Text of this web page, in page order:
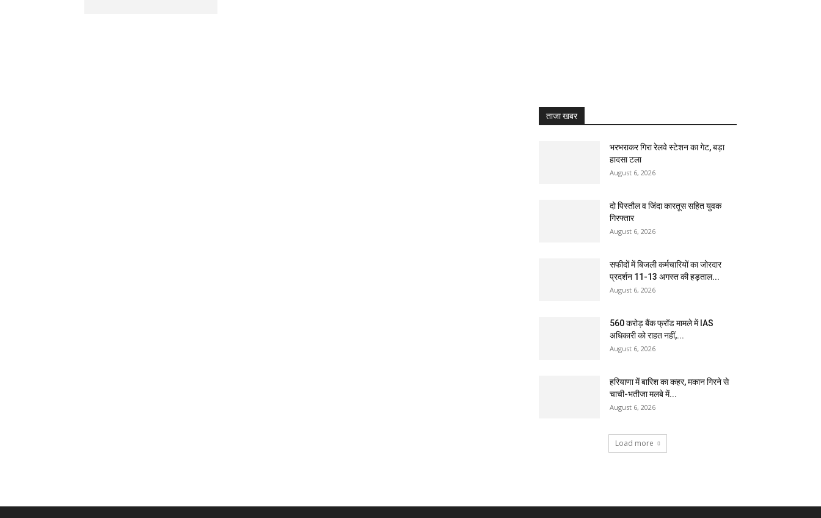
ताजा खबर
भरभराकर गिरा रेलवे स्टेशन का गेट, बड़ा
हादसा टला
August 6, 2026
दो पिस्तौल व जिंदा कारतूस सहित युवक
गिरफ्तार
August 6, 2026
सफीदों में बिजली कर्मचारियों का जोरदार
प्रदर्शन 11-13 अगस्त की हड़ताल...
August 6, 2026
₹560 करोड़ बैंक फ्रॉड मामले में IAS
अधिकारी को राहत नहीं,...
August 6, 2026
हरियाणा में बारिश का कहर, मकान गिरने से
चाची-भतीजा मलबे में...
August 6, 2026
Load more